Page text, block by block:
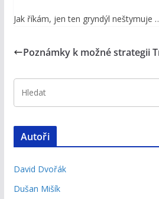
Jak říkám, jen ten gryndýl neštymuje
Poznámky k možné strategii
Autoři
David Dvořák
Dušan Mišík